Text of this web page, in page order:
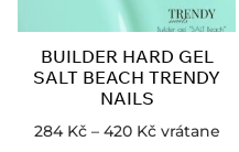
BUILDER HARD GEL
SALT BEACH TRENDY
NAILS
284 Kč – 420 Kč vrátane